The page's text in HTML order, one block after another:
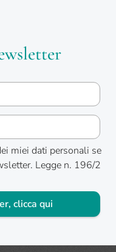
miei dati personali se
Legge n. 196/2
clicca qui